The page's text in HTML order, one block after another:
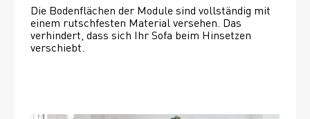
Die Bodenflächen der Module sind vollständig mit
einem rutschfesten Material versehen. Das
verhindert, dass sich Ihr Sofa beim Hinsetzen
verschiebt.